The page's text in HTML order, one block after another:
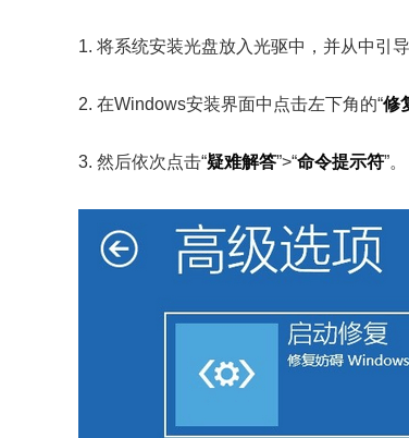
1. 将系统安装光盘放入光驱中，并从中引导
2. 在Windows安装界面中点击左下角的“修
3. 然后依次点击“疑难解答”>“命令提示符”。